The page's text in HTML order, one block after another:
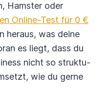
Hamster oder
Online-Test für 0 €
heraus, was deine
es liegt, dass du
nicht so struktu­
wie du gerne